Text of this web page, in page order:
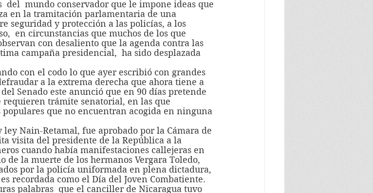
en la tramitación parlamentaria de una
seguridad y protección a las policías, a los
en circunstancias que muchos de los que
con desaliento que la agenda contra las
campaña presidencial,  ha sido desplazada
a la extrema derecha que ahora tiene a
Senado este anunció que en 90 días pretende
requieren trámite senatorial, en las que
que no encuentran acogida en ninguna
visita del presidente de la República a la
cuando había manifestaciones callejeras en
de la muerte de los hermanos Vergara Toledo,
por la policía uniformada en plena dictadura,
recordada como el Día del Joven Combatiente.